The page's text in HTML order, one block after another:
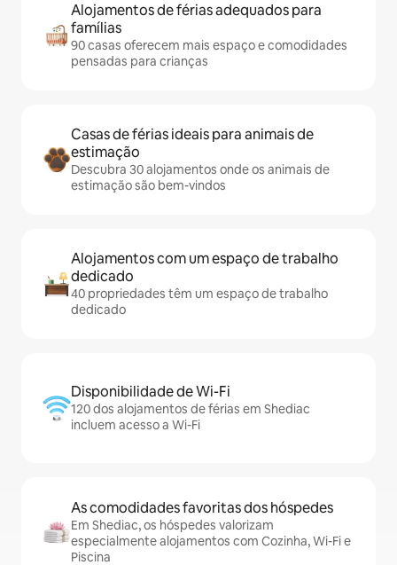
Alojamentos de férias adequados para
famílias
90 casas oferecem mais espaço e comodidades
pensadas para crianças
Casas de férias ideais para animais de
estimação
Descubra 30 alojamentos onde os animais de
estimação são bem-vindos
Alojamentos com um espaço de trabalho
dedicado
40 propriedades têm um espaço de trabalho
dedicado
Disponibilidade de Wi-Fi
120 dos alojamentos de férias em Shediac
incluem acesso a Wi-Fi
As comodidades favoritas dos hóspedes
Em Shediac, os hóspedes valorizam
especialmente alojamentos com Cozinha, Wi-Fi e
Piscina